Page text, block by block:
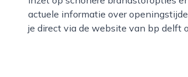
actuele informatie over
je direct via de website van bp delft